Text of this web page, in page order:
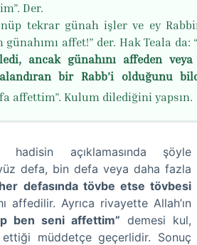
Der.
tekrar günah işler ve ey
affet!” der. Hak Teala da:
ancak günahını affeden
bir Rabb’i olduğunu
affettim”. Kulum dilediğini yapsın.
hadisin açıklamasında şöyle
defa, bin defa veya daha fazla
her defasında tövbe etse tövbesi
affedilir. Ayrıca rivayette Allah’ın
ben seni affettim” demesi kul,
müddetçe geçerlidir. Sonuç